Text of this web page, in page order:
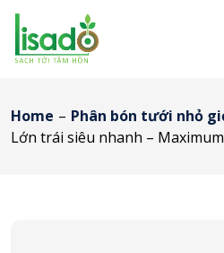
Home – Phân bón tưới nhỏ
Lớn trái siêu nhanh –